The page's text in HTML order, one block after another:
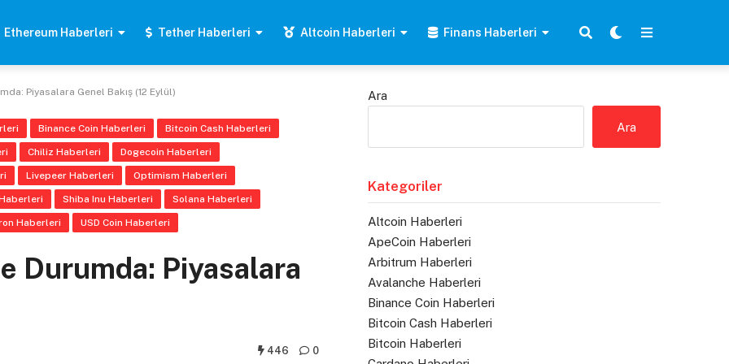
Ethereum Haberleri Tether Haberleri Altcoin Haberleri Finans Haberleri
Piyasalara Genel Bakış (12 Eylül)
Binance Coin Haberleri Bitcoin Cash Haberleri
Chiliz Haberleri Dogecoin Haberleri
Livepeer Haberleri Optimism Haberleri
Shiba Inu Haberleri Solana Haberleri
Haberleri USD Coin Haberleri
Durumda: Piyasalara
446 0
Ara
Ara
Kategoriler
Altcoin Haberleri
ApeCoin Haberleri
Arbitrum Haberleri
Avalanche Haberleri
Binance Coin Haberleri
Bitcoin Cash Haberleri
Bitcoin Haberleri